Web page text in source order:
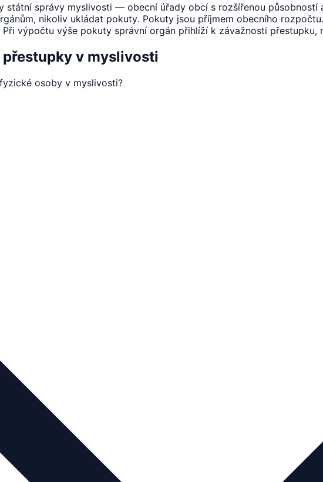
státní správy myslivosti — obecní úřady obcí s rozšířenou
nikoliv ukládat pokuty. Pokuty jsou příjmem obecního
výpočtu výše pokuty správní orgán přihlíží k závažnosti přestupku,
v myslivosti
osoby v myslivosti?